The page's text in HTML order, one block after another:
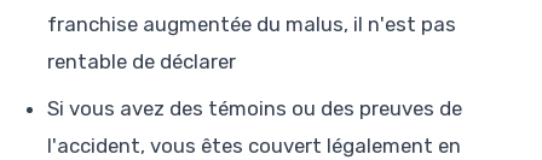
franchise augmentée du malus, il n'est pas
rentable de déclarer
Si vous avez des témoins ou des preuves de
l'accident, vous êtes couvert légalement en